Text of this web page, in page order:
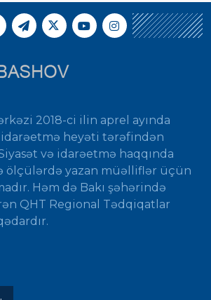
2018-ci ilin aprel ayında
heyəti tərəfindən
və idarəetmə haqqında
ölçülərdə yazan müəlliflər üçün
Həm də Bakı şəhərində
QHT Regional Tədqiqatlar